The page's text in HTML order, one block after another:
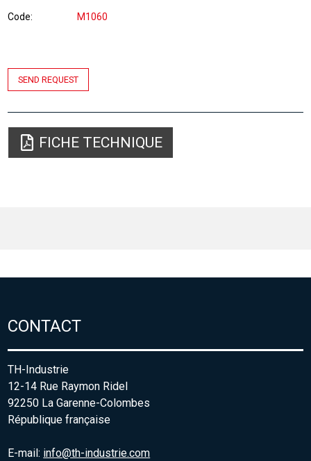
Code M1060
SEND REQUEST
FICHE TECHNIQUE
CONTACT
TH-Industrie
12-14 Rue Raymon Ridel
92250 La Garenne-Colombes
République française
E-mail: info@th-industrie.com